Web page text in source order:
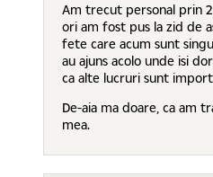
Am trecut personal prin
ori am fost pus la zid de
fete care acum sunt
au ajuns acolo unde isi
ca alte lucruri sunt
De-aia ma doare, ca am
mea.